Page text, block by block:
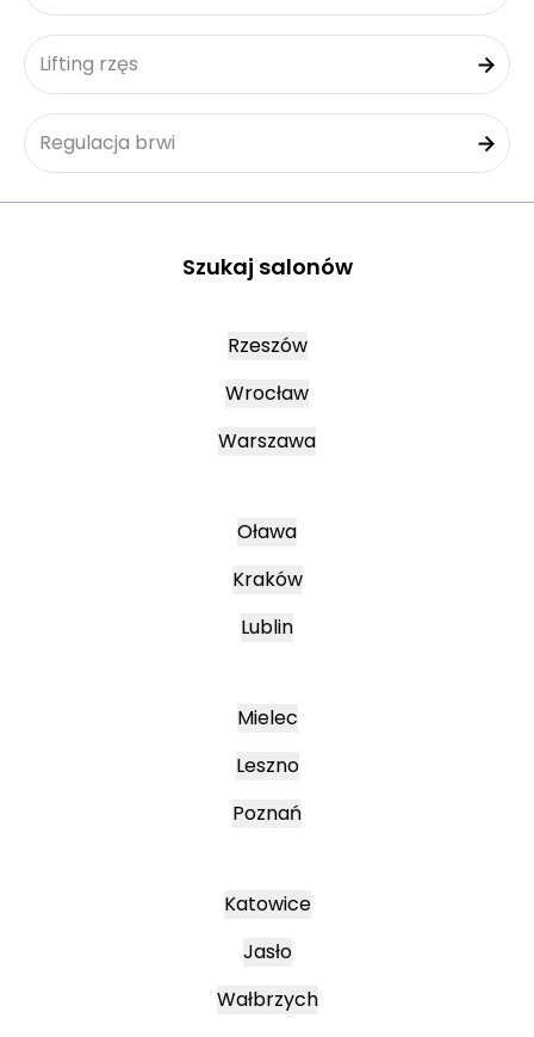
Lifting rzęs
Regulacja brwi
Szukaj salonów
Rzeszów
Wrocław
Warszawa
Oława
Kraków
Lublin
Mielec
Leszno
Poznań
Katowice
Jasło
Wałbrzych